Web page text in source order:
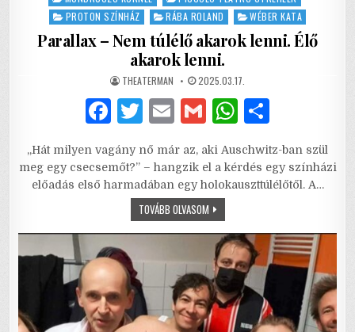
PROTON SZÍNHÁZ
RÁBA ROLAND WÉBER KATA
Parallax – Nem túlélő akarok lenni. Élő
akarok lenni.
AUTHOR:
THEATERMAN PUBLISHED
2025.03.17.
F
c
e
o
o
k
T
it
te
r
E
ai
l
G
ai
l
W
at
s
p
p
ar
e
„Hát milyen vagány nő már az, aki Auschwitz-ban szül
meg egy csecsemőt?” – hangzik el a kérdés egy színházi
előadás első harmadában egy holokauszttúlélőtől. A…
TOVÁBB OLVASOMPARALLAX
–
NEM
TÚLÉLŐ
AKAROK
LENNI.
ÉLŐ
AKAROK
LENNI.